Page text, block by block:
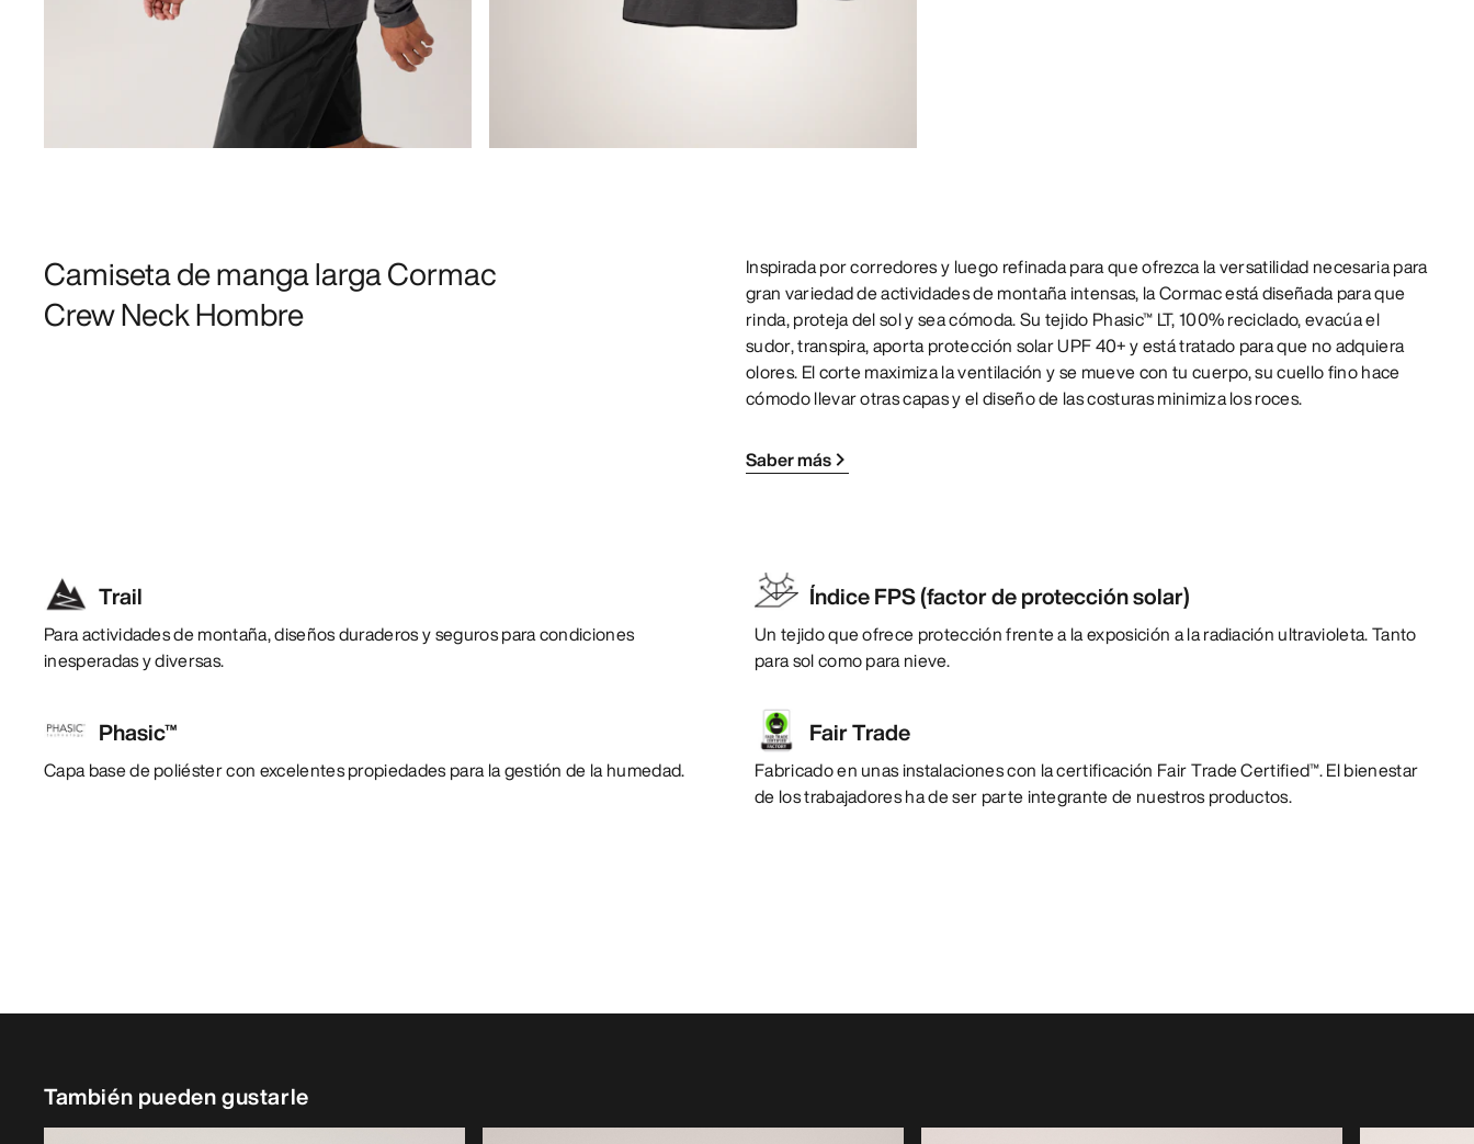
Camiseta de manga larga Cormac
Crew Neck Hombre
Inspirada por corredores y luego refinada para que ofrezca la versatilidad necesaria para
gran variedad de actividades de montaña intensas, la Cormac está diseñada para que
rinda, proteja del sol y sea cómoda. Su tejido Phasic™ LT, 100% reciclado, evacúa el
sudor, transpira, aporta protección solar UPF 40+ y está tratado para que no adquiera
olores. El corte maximiza la ventilación y se mueve con tu cuerpo, su cuello fino hace
cómodo llevar otras capas y el diseño de las costuras minimiza los roces.
Saber más
Trail
Para actividades de montaña, diseños duraderos y seguros para condiciones
inesperadas y diversas.
Índice FPS (factor de protección solar)
Un tejido que ofrece protección frente a la exposición a la radiación ultravioleta. Tanto
para sol como para nieve.
Phasic™
Capa base de poliéster con excelentes propiedades para la gestión de la humedad.
Fair Trade
Fabricado en unas instalaciones con la certificación Fair Trade Certified™. El bienestar
de los trabajadores ha de ser parte integrante de nuestros productos.
También pueden gustarle